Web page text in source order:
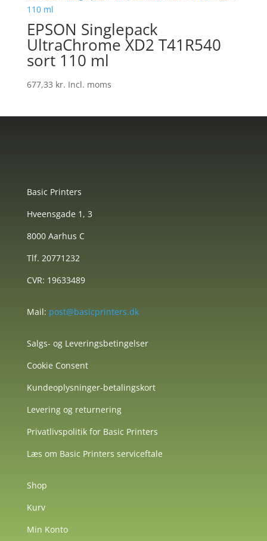
EPSON Singlepack
UltraChrome XD2 T41R540
sort 110 ml
677,33 kr. Incl. moms
Basic Printers
Hveensgade 1, 3
8000 Aarhus C
Tlf. 20771232
CVR: 19633489
Mail: post@basicprinters.dk
Salgs- og Leveringsbetingelser
Cookie Consent
Kundeoplysninger-betalingskort
Levering og returnering
Privatlivspolitik for Basic Printers
Læs om Basic Printers serviceftale
Shop
Kurv
Min Konto